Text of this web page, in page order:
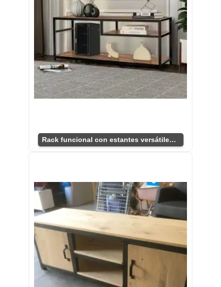
Rack funcional con estantes versátiles para TV